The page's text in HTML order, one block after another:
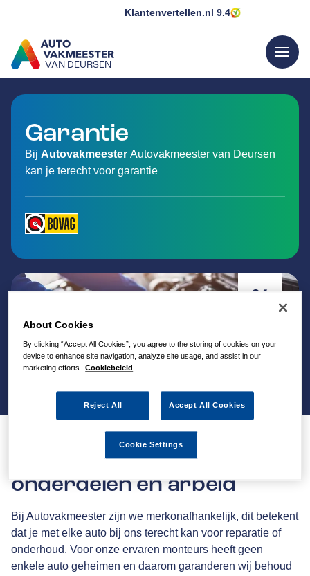
Klantenvertellen.nl 9.4
VAN DEURSEN
GA NAAR DE HOMEPAGINA
menu
Garantie
Bij Autovakmeester Autovakmeester van Deursen
kan je terecht voor garantie
36 maanden garantie op
onderdelen en arbeid
Bij Autovakmeester zijn we merkonafhankelijk, dit betekent
dat je met elke auto bij ons terecht kan voor reparatie of
onderhoud. Voor onze ervaren monteurs heeft geen
enkele auto geheimen en daarom garanderen wij behoud
About Cookies
By clicking “Accept All Cookies”, you agree to the storing of cookies on your
device to enhance site navigation, analyze site usage, and assist in our
marketing efforts. Cookiebeleid
Reject All Accept All Cookies
Cookie Settings